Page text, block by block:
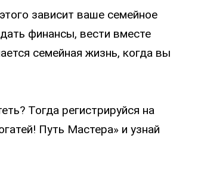
зависит ваше семейное
финансы, вести вместе
семейная жизнь, когда вы
Тогда регистрируйся на
Путь Мастера» и узнай